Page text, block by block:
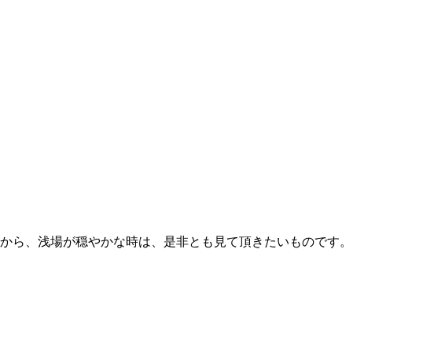
、浅場が穏やかな時は、是非とも見て頂きたいものです。